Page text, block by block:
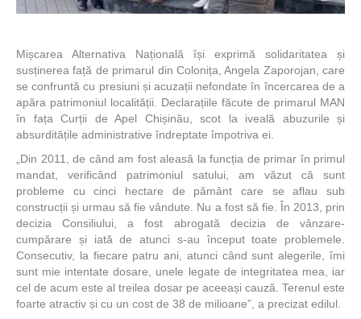
Mișcarea Alternativa Națională își exprimă solidaritatea și
susținerea față de primarul din Colonița, Angela Zaporojan, care
se confruntă cu presiuni și acuzații nefondate în încercarea de a
apăra patrimoniul localității. Declarațiile făcute de primarul MAN
în fața Curții de Apel Chișinău, scot la iveală abuzurile și
absurditățile administrative îndreptate împotriva ei.
„Din 2011, de când am fost aleasă la funcția de primar în primul
mandat, verificând patrimoniul satului, am văzut că sunt
probleme cu cinci hectare de pământ care se aflau sub
construcții și urmau să fie vândute. Nu a fost să fie. În 2013, prin
decizia Consiliului, a fost abrogată decizia de vânzare-
cumpărare și iată de atunci s-au început toate problemele.
Consecutiv, la fiecare patru ani, atunci când sunt alegerile, îmi
sunt mie intentate dosare, unele legate de integritatea mea, iar
cel de acum este al treilea dosar pe aceeași cauză. Terenul este
foarte atractiv și cu un cost de 38 de milioane”, a precizat edilul.